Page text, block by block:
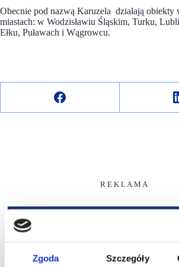
Zgoda Szczegóły
Obecnie pod nazwą Karuzela działają obiekty
miastach: w Wodzisławiu Śląskim, Turku,
Ełku, Puławach i Wągrowcu.
R E K L A M A